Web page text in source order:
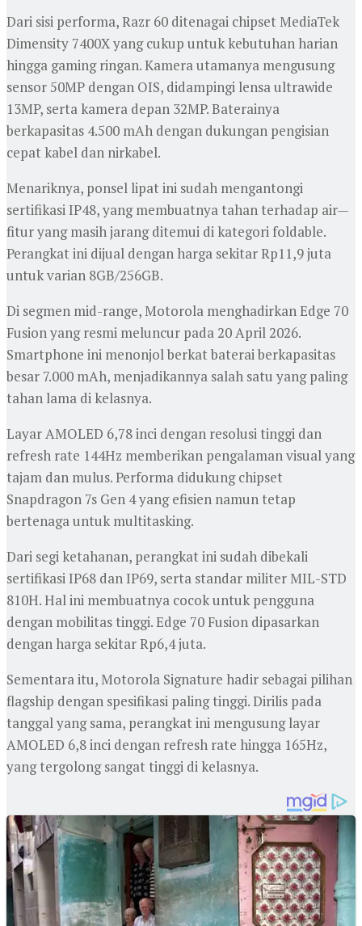
Dari sisi performa, Razr 60 ditenagai chipset MediaTek
Dimensity 7400X yang cukup untuk kebutuhan harian
hingga gaming ringan. Kamera utamanya mengusung
sensor 50MP dengan OIS, didampingi lensa ultrawide
13MP, serta kamera depan 32MP. Baterainya
berkapasitas 4.500 mAh dengan dukungan pengisian
cepat kabel dan nirkabel.
Menariknya, ponsel lipat ini sudah mengantongi
sertifikasi IP48, yang membuatnya tahan terhadap air—
fitur yang masih jarang ditemui di kategori foldable.
Perangkat ini dijual dengan harga sekitar Rp11,9 juta
untuk varian 8GB/256GB.
Di segmen mid-range, Motorola menghadirkan Edge 70
Fusion yang resmi meluncur pada 20 April 2026.
Smartphone ini menonjol berkat baterai berkapasitas
besar 7.000 mAh, menjadikannya salah satu yang paling
tahan lama di kelasnya.
Layar AMOLED 6,78 inci dengan resolusi tinggi dan
refresh rate 144Hz memberikan pengalaman visual yang
tajam dan mulus. Performa didukung chipset
Snapdragon 7s Gen 4 yang efisien namun tetap
bertenaga untuk multitasking.
Dari segi ketahanan, perangkat ini sudah dibekali
sertifikasi IP68 dan IP69, serta standar militer MIL-STD
810H. Hal ini membuatnya cocok untuk pengguna
dengan mobilitas tinggi. Edge 70 Fusion dipasarkan
dengan harga sekitar Rp6,4 juta.
Sementara itu, Motorola Signature hadir sebagai pilihan
flagship dengan spesifikasi paling tinggi. Dirilis pada
tanggal yang sama, perangkat ini mengusung layar
AMOLED 6,8 inci dengan refresh rate hingga 165Hz,
yang tergolong sangat tinggi di kelasnya.